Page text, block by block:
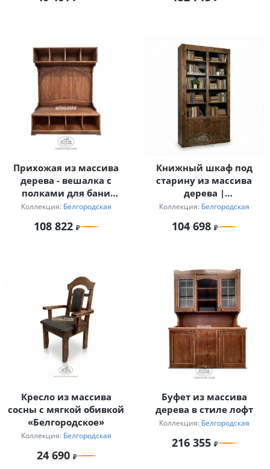
Прихожая из массива
дерева - вешалка с
полками для бани
«Белгородская»
Коллекция: Белгородская
108 822
Книжный шкаф под
старину из массива
дерева |
«Белгородский»
Коллекция: Белгородская
104 698
Кресло из массива
сосны с мягкой обивкой
«Белгородское»
Коллекция: Белгородская
24 690
Буфет из массива
дерева в стиле лофт
Коллекция: Белгородская
216 355